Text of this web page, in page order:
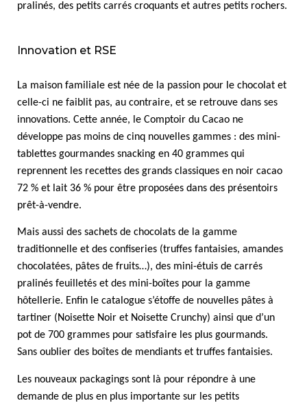
pralinés, des petits carrés croquants et autres petits rochers.
Innovation et RSE
La maison familiale est née de la passion pour le chocolat et
celle-ci ne faiblit pas, au contraire, et se retrouve dans ses
innovations. Cette année, le Comptoir du Cacao ne
développe pas moins de cinq nouvelles gammes : des mini-
tablettes gourmandes snacking en 40 grammes qui
reprennent les recettes des grands classiques en noir cacao
72 % et lait 36 % pour être proposées dans des présentoirs
prêt-à-vendre.
Mais aussi des sachets de chocolats de la gamme
traditionnelle et des confiseries (truffes fantaisies, amandes
chocolatées, pâtes de fruits…), des mini-étuis de carrés
pralinés feuilletés et des mini-boîtes pour la gamme
hôtellerie. Enfin le catalogue s’étoffe de nouvelles pâtes à
tartiner (Noisette Noir et Noisette Crunchy) ainsi que d’un
pot de 700 grammes pour satisfaire les plus gourmands.
Sans oublier des boîtes de mendiants et truffes fantaisies.
Les nouveaux packagings sont là pour répondre à une
demande de plus en plus importante sur les petits